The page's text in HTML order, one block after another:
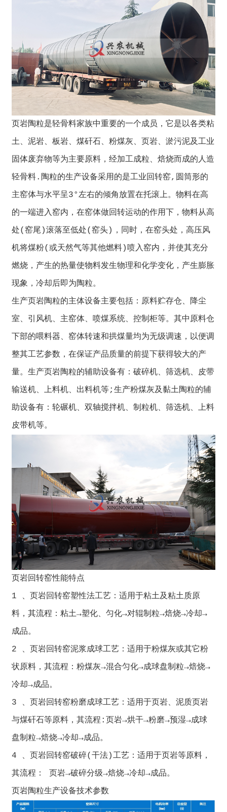
页岩陶粒是轻骨料家族中重要的一个成员，它是以各类粘
土、泥岩、板岩、煤矸石、粉煤灰、页岩、淤污泥及工业
固体废弃物等为主要原料，经加工成粒、焙烧而成的人造
轻骨料.陶粒的生产设备采用的是工业回转窑,圆筒形的
主窑体与水平呈3°左右的倾角放置在托滚上。物料在高
的一端进入窑内，在窑体做回转运动的作用下，物料从高
处(窑尾)滚落至低处(窑头)，同时，在窑头处，高压风
机将煤粉(或天然气等其他燃料)喷入窑内，并使其充分
燃烧，产生的热量使物料发生物理和化学变化，产生膨胀
现象，冷却后即为陶粒。
生产页岩陶粒的主体设备主要包括：原料贮存仓、降尘
室、引风机、主窑体、喷煤系统、控制柜等。其中原料仓
下部的喂料器、窑体转速和拱煤量均为无级调速，以便调
整其工艺参数，在保证产品质量的前提下获得较大的产
量。生产页岩陶粒的辅助设备有：破碎机、筛选机、皮带
输送机、上料机、出料机等;生产粉煤灰及黏土陶粒的辅
助设备有：轮碾机、双轴搅拌机、制粒机、筛选机、上料
皮带机等。
页岩回转窑性能特点
1 、页岩回转窑塑性法工艺：适用于粘土及粘土质原
料，其流程：粘土→塑化、匀化→对辊制粒→焙烧→冷却→
成品。
2 、页岩回转窑泥浆成球工艺：适用于粉煤灰或其它粉
状原料，其流程：粉煤灰→混合匀化→成球盘制粒→焙烧→
冷却→成品。
3 、页岩回转窑粉磨成球工艺：适用于页岩、泥质页岩
与煤矸石等原料，其流程:页岩→烘干→粉磨→预湿→成球
盘制粒→焙烧→冷却→成品。
4 、页岩回转窑破碎(干法)工艺：适用于页岩等原料，
其流程： 页岩→破碎分级→焙烧→冷却→成品。
页岩陶粒生产设备技术参数